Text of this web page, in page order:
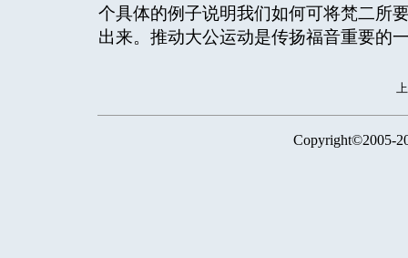
个具体的例子说明我们如何可将梵二所
出来。推动大公运动是传扬福音重要的
Copyright©2005-